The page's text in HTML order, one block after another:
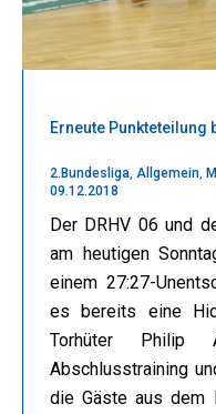
Erneute Punkteteilung
2.Bundesliga Allgemein
09.12.2018
Der DRHV 06 und
am heutigen
einem 27:27-
es bereits eine
Torhüter Philip
Abschlusstraining
die Gäste aus dem